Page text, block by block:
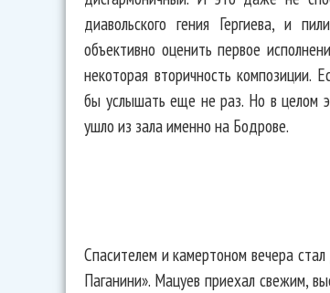
диавольского гения Гергиева, и
объективно оценить первое
некоторая вторичность композиции.
бы услышать еще не раз. Но в целом
ушло из зала именно на Бодрове.
Спасителем и камертоном вечера
Паганини». Мацуев приехал свежим,